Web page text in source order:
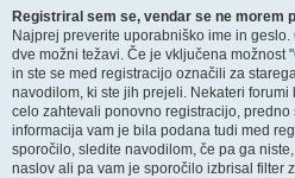
Registriral sem se, vendar se ne morem
Najprej preverite uporabniško ime in
dve možni težavi. Če je vključena možnost
in ste se med registracijo označili za
navodilom, ki ste jih prejeli. Nekateri
celo zahtevali ponovno registracijo,
informacija vam je bila podana tudi med
sporočilo, sledite navodilom, če pa ga
naslov ali pa vam je sporočilo izbrisal filter